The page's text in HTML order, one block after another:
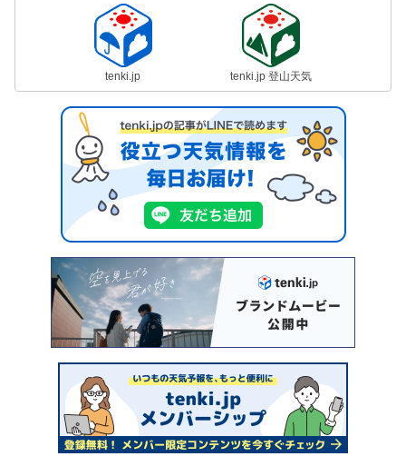
tenki.jp tenki.jp 登山天気